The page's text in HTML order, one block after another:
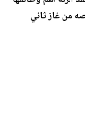
من غاز ثاني